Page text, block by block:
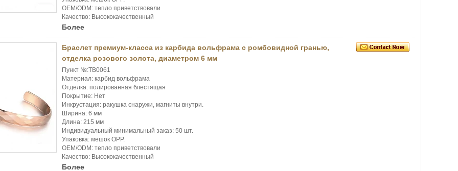
OEM/ODM: тепло приветствовали
Качество: Высококачественный
Более
Браслет премиум-класса из карбида вольфрама с ромбовидной гранью,
отделка розового золота, диаметром 6 мм
Пункт №:TB0061
Материал: карбид вольфрама
Отделка: полированная блестящая
Покрытие: Нет
Инкрустация: ракушка снаружи, магниты внутри.
Ширина: 6 мм
Длина: 215 мм
Индивидуальный минимальный заказ: 50 шт.
Упаковка: мешок OPP.
OEM/ODM: тепло приветствовали
Качество: Высококачественный
Более